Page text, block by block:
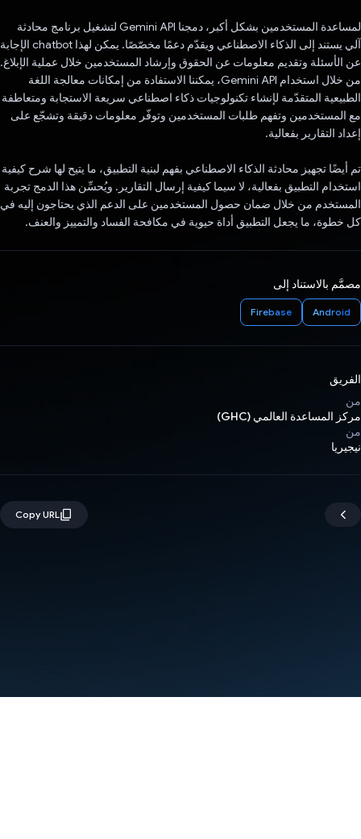
لمساعدة المستخدمين بشكل أكبر، دمجنا Gemini API لتشغيل برنامج محادثة
آلي يستند إلى الذكاء الاصطناعي ويقدّم دعمًا مخصّصًا. يمكن لهذا chatbot الإجابة
عن الأسئلة وتقديم معلومات عن الحقوق وإرشاد المستخدمين خلال عملية الإبلاغ.
من خلال استخدام Gemini API، يمكننا الاستفادة من إمكانات معالجة اللغة
الطبيعية المتقدّمة لإنشاء تكنولوجيات ذكاء اصطناعي سريعة الاستجابة ومتعاطفة
مع المستخدمين وتفهم طلبات المستخدمين وتوفّر معلومات دقيقة وتشجّع على
إعداد التقارير بفعالية.
تم أيضًا تجهيز محادثة الذكاء الاصطناعي بفهم لبنية التطبيق، ما يتيح لها شرح كيفية
استخدام التطبيق بفعالية، لا سيما كيفية إرسال التقارير. ويُحسِّن هذا الدمج تجربة
المستخدم من خلال ضمان حصول المستخدمين على الدعم الذي يحتاجون إليه في
كل خطوة، ما يجعل التطبيق أداة حيوية في مكافحة الفساد والتمييز والعنف.
مصمَّم بالاستناد إلى
Android
Firebase
الفريق
من
مركز المساعدة العالمي (GHC)
من
نيجيريا